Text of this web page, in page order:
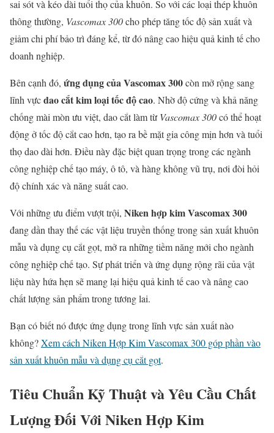
sai sót và kéo dài tuổi thọ của khuôn. So với các loại thép khuôn
thông thường, Vascomax 300cho phép tăng tốc độ sản xuất và
giảm chi phí bảo trì đáng kể, từ đó nâng cao hiệu quả kinh tế cho
doanh nghiệp.
Bên cạnh đó, ứng dụng của Vascomax 300còn mở rộng sang
lĩnh vựcdao cắt kim loại tốc độ cao. Nhờ độ cứng và khả năng
chống mài mòn ưu việt, dao cắt làm từ Vascomax 300có thể hoạt
động ở tốc độ cắt cao hơn, tạo ra bề mặt gia công mịn hơn và tuổi
thọ dao dài hơn. Điều này đặc biệt quan trọng trong các ngành
công nghiệp chế tạo máy, ô tô, và hàng không vũ trụ, nơi đòi hỏi
độ chính xác và năng suất cao.
Với những ưu điểm vượt trội, Niken hợp kim Vascomax 300
đang dần thay thế các vật liệu truyền thống trong sản xuất khuôn
mẫu và dụng cụ cắt gọt, mở ra những tiềm năng mới cho ngành
công nghiệp chế tạo. Sự phát triển và ứng dụng rộng rãi của vật
liệu này hứa hẹn sẽ mang lại hiệu quả kinh tế cao và nâng cao
chất lượng sản phẩm trong tương lai.
Bạn có biết nó được ứng dụng trong lĩnh vực sản xuất nào
không?Xem cách Niken Hợp Kim Vascomax 300 góp phần vào
sản xuất khuôn mẫu và dụng cụ cắt gọt.
Tiêu Chuẩn Kỹ Thuật và Yêu Cầu Chất
Lượng Đối Với Niken Hợp Kim